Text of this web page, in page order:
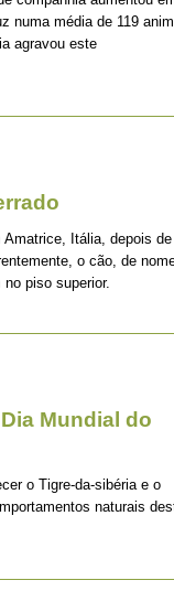
numa média de 119
agravou este
Itália, depois
o cão, de
piso superior.
Mundial do
o Tigre-da-sibéria e o
naturais